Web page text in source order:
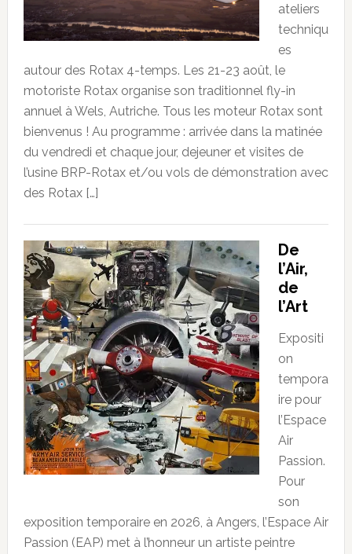
ateliers
techniqu
es
autour des Rotax 4-temps. Les 21-23 août, le
motoriste Rotax organise son traditionnel fly-in
annuel à Wels, Autriche. Tous les moteur Rotax sont
bienvenus ! Au programme : arrivée dans la matinée
du vendredi et chaque jour, dejeuner et visites de
l’usine BRP-Rotax et/ou vols de démonstration avec
des Rotax […]
De
l’Air,
de
l’Art
Expositi
on
tempora
ire pour
l’Espace
Air
Passion.
Pour
son
exposition temporaire en 2026, à Angers, l’Espace Air
Passion (EAP) met à l’honneur un artiste peintre